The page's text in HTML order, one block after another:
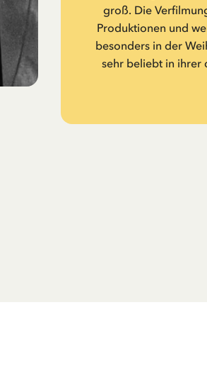
groß. Die
Produktionen und
besonders in der
sehr beliebt in ihrer